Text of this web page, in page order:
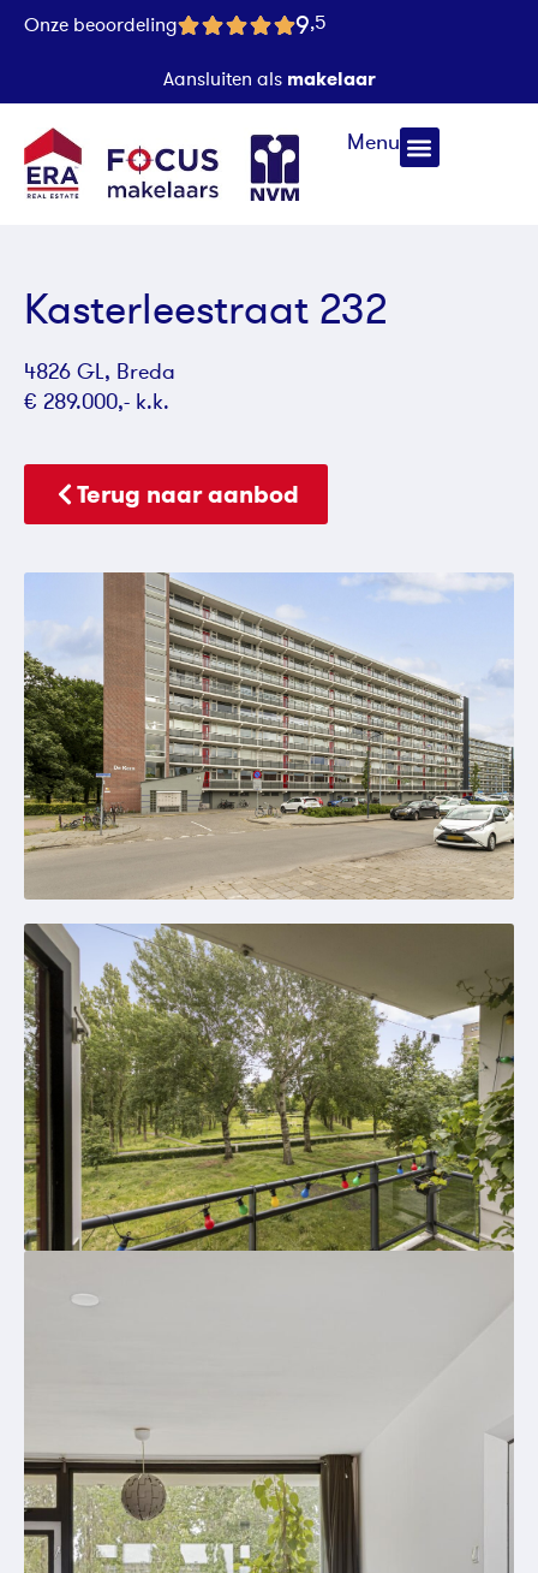
Onze beoordeling 9,5
Aansluiten als makelaar
Menu
Kasterleestraat 232
4826 GL, Breda
€ 289.000,- k.k.
Terug naar aanbod